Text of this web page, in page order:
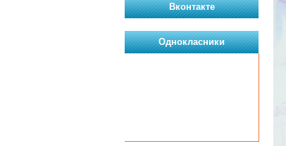
Вконтакте
Однокласники